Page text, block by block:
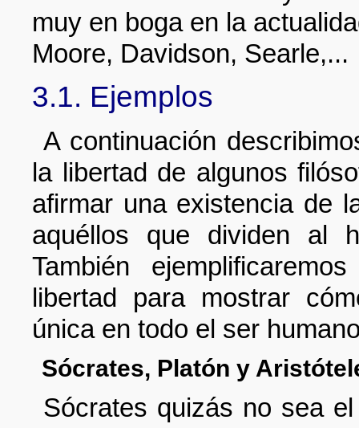
muy en boga en la
Moore, Davidson, Searle,...
3.1. Ejemplos
A continuación
la libertad de algunos
afirmar una existencia de
aquéllos que dividen al
También
libertad para mostrar
única en todo el ser
Sócrates, Platón y
Sócrates quizás no sea